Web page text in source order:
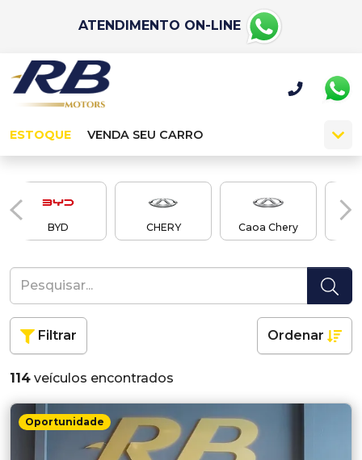
ATENDIMENTO ON-LINE
ESTOQUE VENDA SEU CARRO
BYD CHERY Caoa Chery
Filtrar Ordenar
114 veículos encontrados
Oportunidade